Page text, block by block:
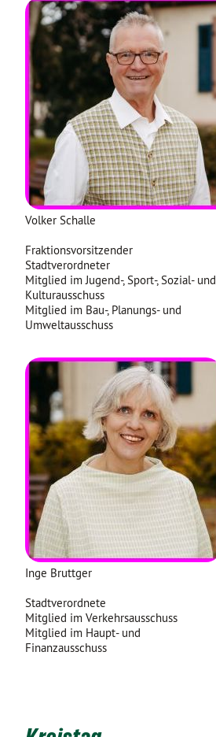
Volker Schalle
Fraktionsvorsitzender
Stadtverordneter
Mitglied im Jugend-, Sport-, Sozial- und
Kulturausschuss
Mitglied im Bau-, Planungs- und
Umweltausschuss
Inge Bruttger
Stadtverordnete
Mitglied im Verkehrsausschuss
Mitglied im Haupt- und
Finanzausschuss